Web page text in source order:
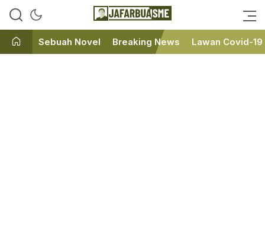
JafarBua
Ini bukan Media Online, Ini
Sebuah Novel Breaking News Lawan Covid-19